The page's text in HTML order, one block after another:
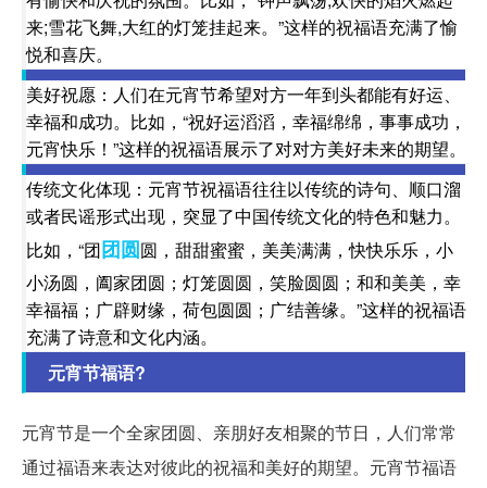
来;雪花飞舞,大红的灯笼挂起来。”这样的祝福语充满了愉
悦和喜庆。
美好祝愿：人们在元宵节希望对方一年到头都能有好运、
幸福和成功。比如，“祝好运滔滔，幸福绵绵，事事成功，
元宵快乐！”这样的祝福语展示了对对方美好未来的期望。
传统文化体现：元宵节祝福语往往以传统的诗句、顺口溜
或者民谣形式出现，突显了中国传统文化的特色和魅力。
比如，“团团圆圆，甜甜蜜蜜，美美满满，快快乐乐，小
小汤圆，阖家团圆；灯笼圆圆，笑脸圆圆；和和美美，幸
幸福福；广辟财缘，荷包圆圆；广结善缘。”这样的祝福语
充满了诗意和文化内涵。
元宵节福语?
元宵节是一个全家团圆、亲朋好友相聚的节日，人们常常
通过福语来表达对彼此的祝福和美好的期望。元宵节福语